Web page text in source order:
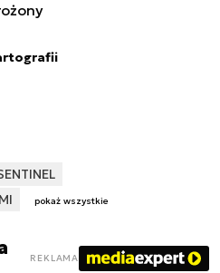
pokaż wszystkie
REKLAMA